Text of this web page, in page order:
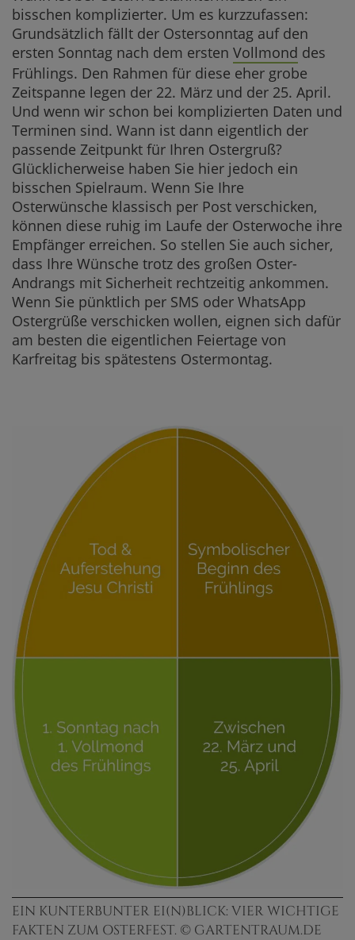
bisschen komplizierter. Um es kurzzufassen:
Grundsätzlich fällt der Ostersonntag auf den
ersten Sonntag nach dem ersten Vollmond des
Frühlings. Den Rahmen für diese eher grobe
Zeitspanne legen der 22. März und der 25. April.
Und wenn wir schon bei komplizierten Daten und
Terminen sind. Wann ist dann eigentlich der
passende Zeitpunkt für Ihren Ostergruß?
Glücklicherweise haben Sie hier jedoch ein
bisschen Spielraum. Wenn Sie Ihre
Osterwünsche klassisch per Post verschicken,
können diese ruhig im Laufe der Osterwoche ihre
Empfänger erreichen. So stellen Sie auch sicher,
dass Ihre Wünsche trotz des großen Oster-
Andrangs mit Sicherheit rechtzeitig ankommen.
Wenn Sie pünktlich per SMS oder WhatsApp
Ostergrüße verschicken wollen, eignen sich dafür
am besten die eigentlichen Feiertage von
Karfreitag bis spätestens Ostermontag.
EIN KUNTERBUNTER EI(N)BLICK: VIER WICHTIGE
FAKTEN ZUM OSTERFEST. © GARTENTRAUM.DE